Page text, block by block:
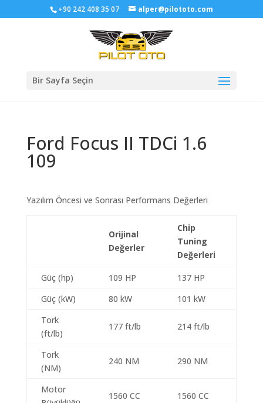
+90 242 408 35 07 alper@pilototo.com
Bir Sayfa Seçin
Ford Focus II TDCi 1.6
109
Yazılım Öncesi ve Sonrası Performans Değerleri
Orijinal
Değerler
Chip
Tuning
Değerleri
Güç (hp) 109 HP
137 HP
Güç (kW)
80 kW
101 kW
Tork
(ft/lb)
177 ft/lb 214 ft/lb
Tork
(NM)
240 NM 290 NM
Motor
1560 CC 1560 CC